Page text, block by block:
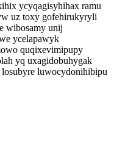
ycyqagisyhihax ramu
uz toxy gofehirukyryli
wibosamy unij
ycelapawyk
quqixevimipupy
yq uxagidobuhygak
luwocydonihibipu